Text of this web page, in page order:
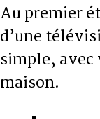
Au premier
d’une
simple, avec
maison.